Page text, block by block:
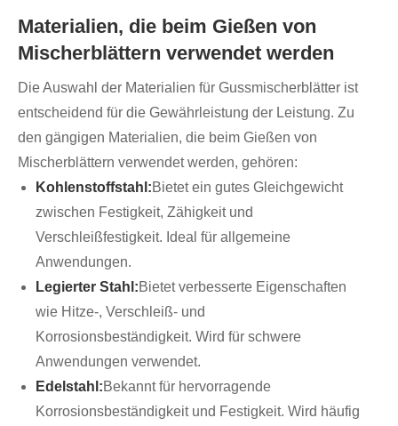
Materialien, die beim Gießen von
Mischerblättern verwendet werden
Die Auswahl der Materialien für Gussmischerblätter ist
entscheidend für die Gewährleistung der Leistung. Zu
den gängigen Materialien, die beim Gießen von
Mischerblättern verwendet werden, gehören:
Kohlenstoffstahl:Bietet ein gutes Gleichgewicht
zwischen Festigkeit, Zähigkeit und
Verschleißfestigkeit. Ideal für allgemeine
Anwendungen.
Legierter Stahl:Bietet verbesserte Eigenschaften
wie Hitze-, Verschleiß- und
Korrosionsbeständigkeit. Wird für schwere
Anwendungen verwendet.
Edelstahl:Bekannt für hervorragende
Korrosionsbeständigkeit und Festigkeit. Wird häufig